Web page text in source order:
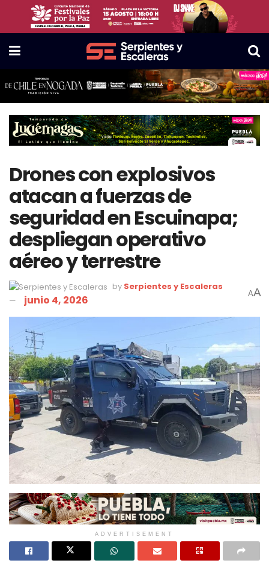
Drones con explosivos
atacan a fuerzas de
seguridad en Escuinapa;
despliegan operativo
aéreo y terrestre
by Serpientes y Escaleras
junio 4, 2026 AA
ADVERTISEMENT